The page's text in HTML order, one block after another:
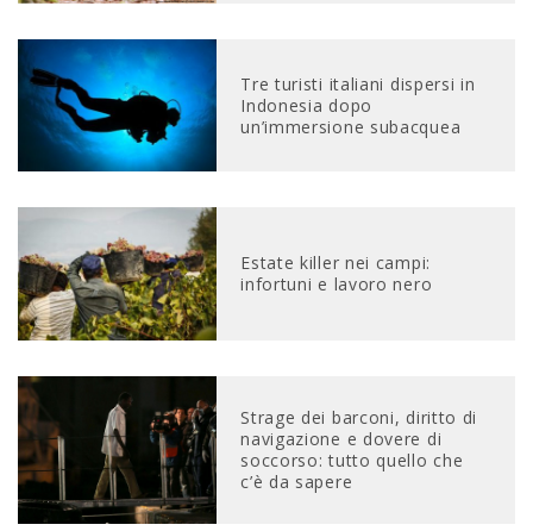
Tre turisti italiani dispersi in
Indonesia dopo
un’immersione subacquea
Estate killer nei campi:
infortuni e lavoro nero
Strage dei barconi, diritto di
navigazione e dovere di
soccorso: tutto quello che
c’è da sapere